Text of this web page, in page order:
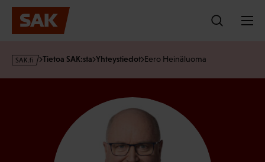
Hyppää
sisältöön
s
Tietoa SAK:sta Yhteystiedot Eero Heinäluoma